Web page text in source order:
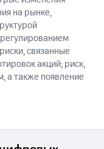
на рынке,
связанные
акций; риск,
а также появление